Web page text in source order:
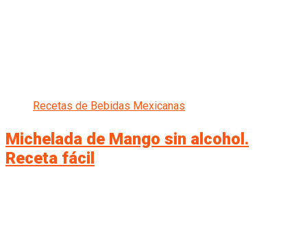
Recetas de Bebidas Mexicanas
Michelada de Mango sin alcohol.
Receta fácil